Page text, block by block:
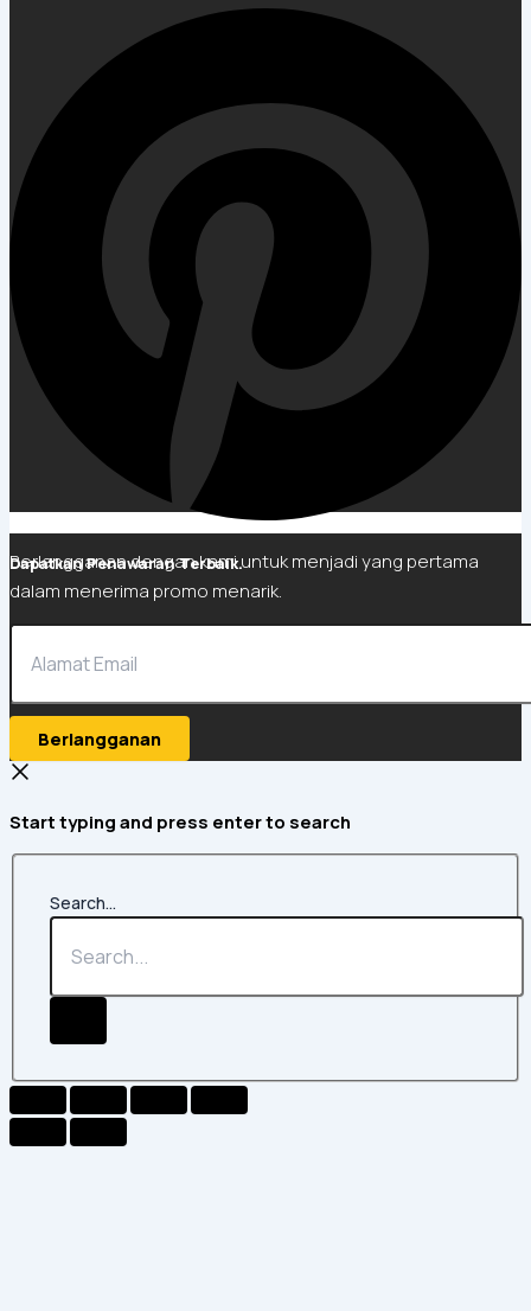
Dapatkan Penawaran Terbaik.
Berlangganan dengan kami untuk menjadi yang pertama
dalam menerima promo menarik.
Berlangganan
Start typing and press enter to search
Search...